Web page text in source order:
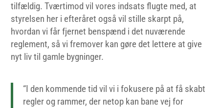
tilfældig. Tværtimod vil vores indsats flugte med, at
styrelsen her i efteråret også vil stille skarpt på,
hvordan vi får fjernet benspænd i det nuværende
reglement, så vi fremover kan gøre det lettere at give
nyt liv til gamle bygninger.
“I den kommende tid vil vi i fokusere på at få skabt
regler og rammer, der netop kan bane vej for